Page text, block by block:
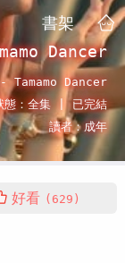
書架
Dancer
Tamamo Dancer
態： 全集 | 已完結
讀者：成年
好看 (629)